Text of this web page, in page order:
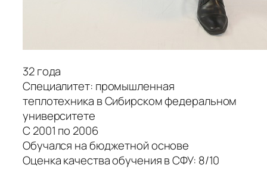
32 года
Специалитет: промышленная
теплотехника в Сибирском федеральном
университете
С 2001 по 2006
Обучался на бюджетной основе
Оценка качества обучения в СФУ: 8/10